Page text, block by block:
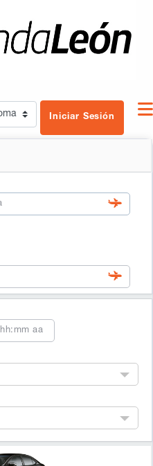
Iniciar Sesión